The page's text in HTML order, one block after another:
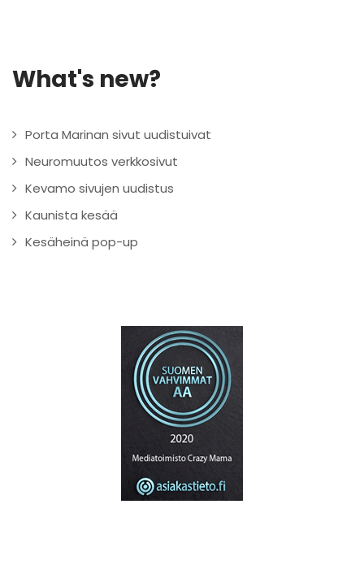
What's new?
Porta Marinan sivut uudistuivat
Neuromuutos verkkosivut
Kevamo sivujen uudistus
Kaunista kesää
Kesäheinä pop-up